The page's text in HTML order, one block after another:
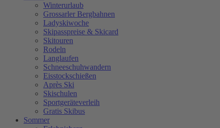
Winterurlaub
Grossarler Bergbahnen
Ladyskiwoche
Skipasspreise & Skicard
Skitouren
Rodeln
Langlaufen
Schneeschuhwandern
Eisstockschießen
Après Ski
Skischulen
Sportgeräteverleih
Gratis Skibus
Sommer